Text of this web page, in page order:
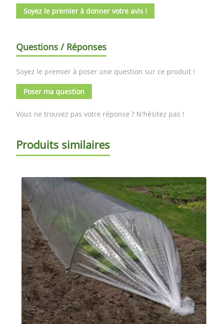
Soyez le premier à donner votre avis !
Questions / Réponses
Soyez le premier à poser une question sur ce produit !
Poser ma question
Vous ne trouvez pas votre réponse ? N'hésitez pas !
Produits similaires